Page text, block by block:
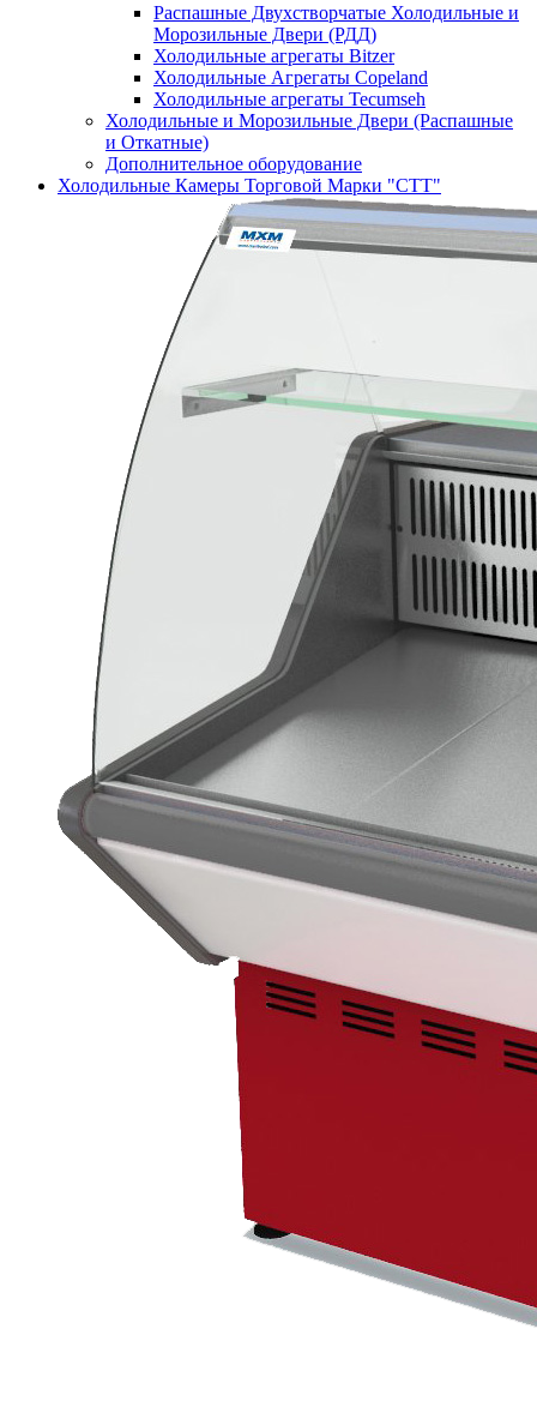
Распашные Двухстворчатые Холодильные и
Морозильные Двери (РДД)
Холодильные агрегаты Bitzer
Холодильные Агрегаты Copeland
Холодильные агрегаты Tecumseh
Холодильные и Морозильные Двери (Распашные
и Откатные)
Дополнительное оборудование
Холодильные Камеры Торговой Марки "СТТ"